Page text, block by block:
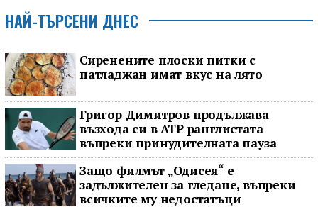
НАЙ-ТЪРСЕНИ ДНЕС
Сиренените плоски питки с
патладжан имат вкус на лято
Григор Димитров продължава
възхода си в ATP ранглистата
въпреки принудителната пауза
Защо филмът „Одисея“ е
задължителен за гледане, въпреки
всичките му недостатъци